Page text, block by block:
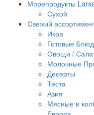
Морепродукты
Сухой
Свежий
Икра
Готовые
Овощи /
Молочные
Десерты
Теста
Азия
Мясные и